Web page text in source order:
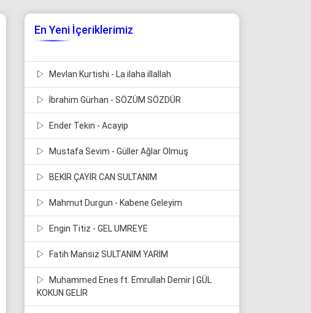
En Yeni İçeriklerimiz
Mevlan Kurtishi - La ilaha illallah
İbrahim Gürhan - SÖZÜM SÖZDÜR
Ender Tekin - Acayip
Mustafa Sevim - Güller Ağlar Olmuş
BEKİR ÇAYIR CAN SULTANIM
Mahmut Durgun - Kabene Geleyim
Engin Titiz - GEL UMREYE
Fatih Mansız SULTANIM YARİM
Muhammed Enes ft. Emrullah Demir | GÜL
KOKUN GELİR